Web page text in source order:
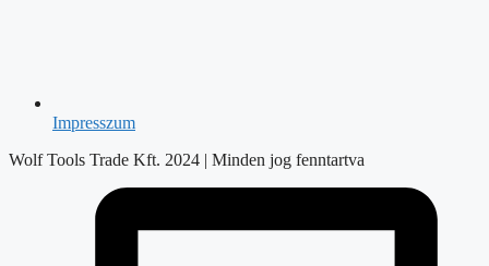
Impresszum
Wolf Tools Trade Kft. 2024 | Minden jog fenntartva